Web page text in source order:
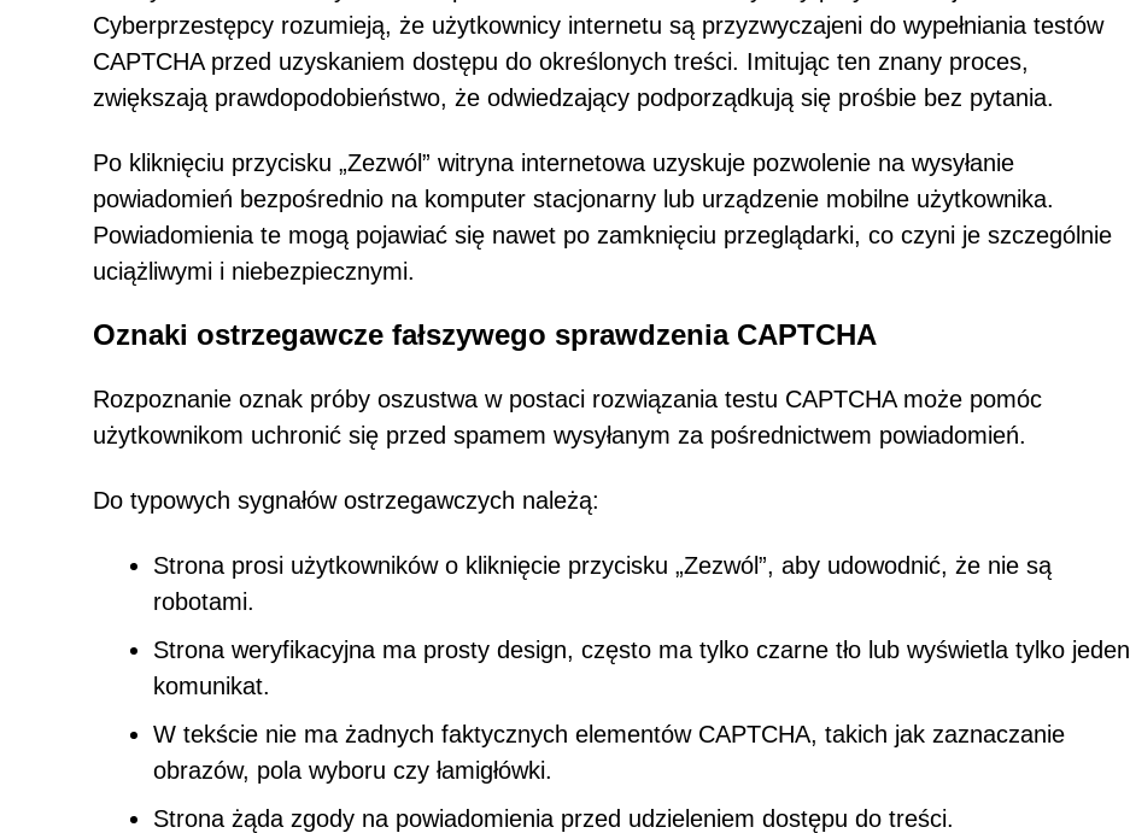
Cyberprzestępcy rozumieją, że użytkownicy internetu są przyzwyczajeni do wypełniania testów
CAPTCHA przed uzyskaniem dostępu do określonych treści. Imitując ten znany proces,
zwiększają prawdopodobieństwo, że odwiedzający podporządkują się prośbie bez pytania.
Po kliknięciu przycisku „Zezwól” witryna internetowa uzyskuje pozwolenie na wysyłanie
powiadomień bezpośrednio na komputer stacjonarny lub urządzenie mobilne użytkownika.
Powiadomienia te mogą pojawiać się nawet po zamknięciu przeglądarki, co czyni je szczególnie
uciążliwymi i niebezpiecznymi.
Oznaki ostrzegawcze fałszywego sprawdzenia CAPTCHA
Rozpoznanie oznak próby oszustwa w postaci rozwiązania testu CAPTCHA może pomóc
użytkownikom uchronić się przed spamem wysyłanym za pośrednictwem powiadomień.
Do typowych sygnałów ostrzegawczych należą:
Strona prosi użytkowników o kliknięcie przycisku „Zezwól”, aby udowodnić, że nie są
robotami.
Strona weryfikacyjna ma prosty design, często ma tylko czarne tło lub wyświetla tylko jeden
komunikat.
W tekście nie ma żadnych faktycznych elementów CAPTCHA, takich jak zaznaczanie
obrazów, pola wyboru czy łamigłówki.
Strona żąda zgody na powiadomienia przed udzieleniem dostępu do treści.